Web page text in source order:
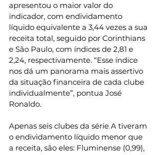
apresentou o maior valor do
indicador, com endividamento
líquido equivalente a 3,44 vezes a sua
receita total, seguido por Corinthians
e São Paulo, com índices de 2,81 e
2,24, respectivamente. “Esse índice
nos dá um panorama mais assertivo
da situação financeira de cada clube
individualmente”, pontua José
Ronaldo.
Apenas seis clubes da série A tiveram
o endividamento líquido menor que
a receita, são eles: Fluminense (0,99),